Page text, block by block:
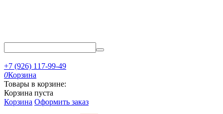
+7 (926) 117-99-49
0Корзина
Товары в корзине:
Корзина пуста
Корзина Оформить заказ